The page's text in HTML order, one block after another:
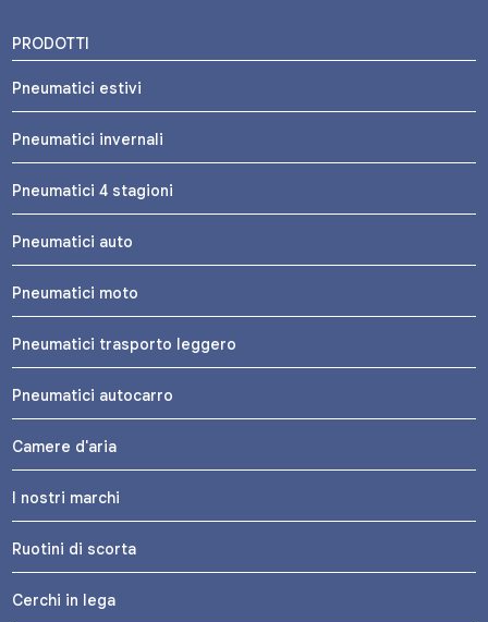
PRODOTTI
Pneumatici estivi
Pneumatici invernali
Pneumatici 4 stagioni
Pneumatici auto
Pneumatici moto
Pneumatici trasporto leggero
Pneumatici autocarro
Camere d'aria
I nostri marchi
Ruotini di scorta
Cerchi in lega